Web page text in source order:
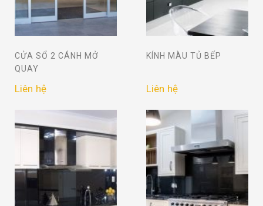
CỬA SỔ 2 CÁNH MỞ
QUAY
Liên hệ
KÍNH MÀU TỦ BẾP
Liên hệ